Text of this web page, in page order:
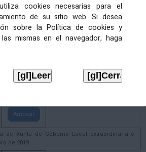
cookies necesarias para el
de su sitio web. Si desea
sobre la Política de cookies y
mismas en el navegador, haga
Amosar
Extracto do Pleno ordinario de data 2.7.2020
Extracto da Xunta de Goberno Local de 17 de
Amosar
de Xunta de Goberno Local extraordinaria e
de 2019